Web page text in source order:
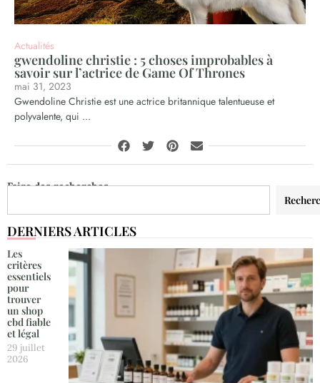
Faire des recherches
DERNIERS ARTICLES
Les
critères
essentiels
pour
trouver
un shop
cbd fiable
et légal
29 juillet
2026
Actualités
gwendoline christie : 5 choses improbables à
savoir sur l’actrice de Game Of Thrones
mai 31, 2023
Gwendoline Christie est une actrice britannique talentueuse et
polyvalente, qui ...